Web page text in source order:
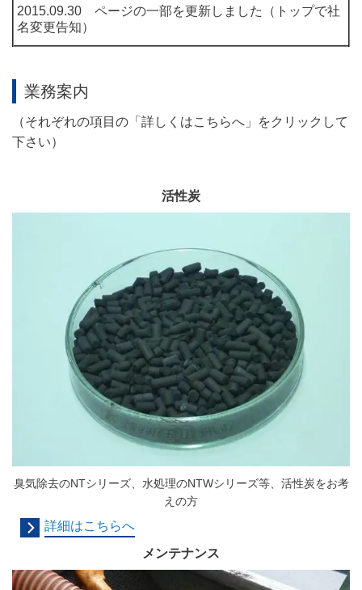
2015.09.30 ページの一部を更新しました（トップで社
名変更告知）
業務案内
（それぞれの項目の「詳しくはこちらへ」をクリックして
下さい）
活性炭
臭気除去のNTシリーズ、水処理のNTWシリーズ等、活性炭をお考
えの方
詳細はこちらへ
メンテナンス